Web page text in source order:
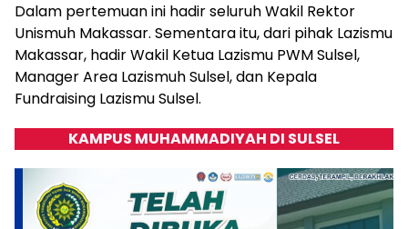
Dalam pertemuan ini hadir seluruh Wakil Rektor
Unismuh Makassar. Sementara itu, dari pihak Lazismu
Makassar, hadir Wakil Ketua Lazismu PWM Sulsel,
Manager Area Lazismuh Sulsel, dan Kepala
Fundraising Lazismu Sulsel.
KAMPUS MUHAMMADIYAH DI SULSEL